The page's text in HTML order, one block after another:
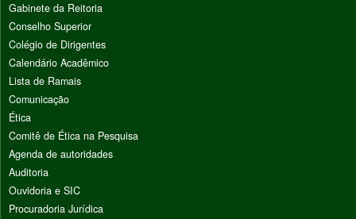
Gabinete da Reitoria
Conselho Superior
Colégio de Dirigentes
Calendário Acadêmico
Lista de Ramais
Comunicação
Ética
Comitê de Ética na Pesquisa
Agenda de autoridades
Auditoria
Ouvidoria e SIC
Procuradoria Jurídica